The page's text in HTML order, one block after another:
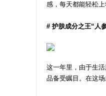
感，每天都能轻松
# 护肤成分之王“人
这一年里，由于生
品备受瞩目。在这